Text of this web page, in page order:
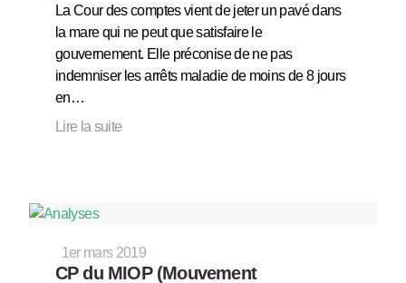
La Cour des comptes vient de jeter un pavé dans
la mare qui ne peut que satisfaire le
gouvernement. Elle préconise de ne pas
indemniser les arrêts maladie de moins de 8 jours
en…
Lire la suite
1er mars 2019
CP du MIOP (Mouvement